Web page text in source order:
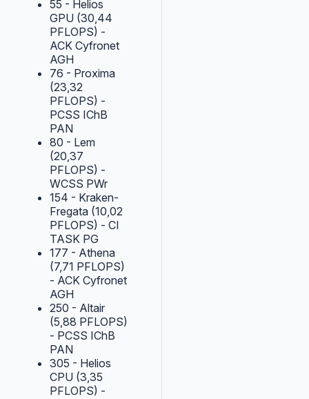
55 - Helios
GPU (30,44
PFLOPS) -
ACK Cyfronet
AGH
76 - Proxima
(23,32
PFLOPS) -
PCSS IChB
PAN
80 - Lem
(20,37
PFLOPS) -
WCSS PWr
154 - Kraken-
Fregata (10,02
PFLOPS) - CI
TASK PG
177 - Athena
(7,71 PFLOPS)
- ACK Cyfronet
AGH
250 - Altair
(5,88 PFLOPS)
- PCSS IChB
PAN
305 - Helios
CPU (3,35
PFLOPS) -